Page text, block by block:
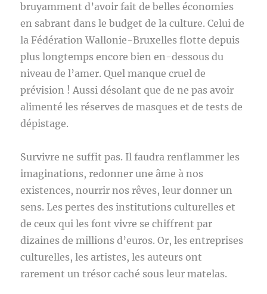
bruyamment d’avoir fait de belles économies
en sabrant dans le budget de la culture. Celui de
la Fédération Wallonie-Bruxelles flotte depuis
plus longtemps encore bien en-dessous du
niveau de l’amer. Quel manque cruel de
prévision ! Aussi désolant que de ne pas avoir
alimenté les réserves de masques et de tests de
dépistage.
Survivre ne suffit pas. Il faudra renflammer les
imaginations, redonner une âme à nos
existences, nourrir nos rêves, leur donner un
sens. Les pertes des institutions culturelles et
de ceux qui les font vivre se chiffrent par
dizaines de millions d’euros. Or, les entreprises
culturelles, les artistes, les auteurs ont
rarement un trésor caché sous leur matelas.